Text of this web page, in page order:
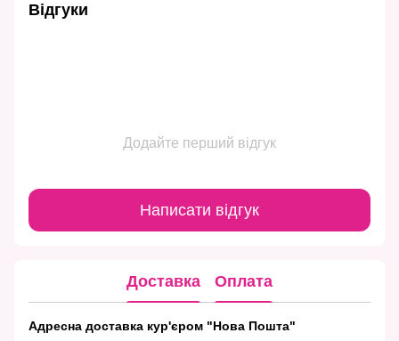
Відгуки
Додайте перший відгук
Написати відгук
Доставка Оплата
Адресна доставка кур'єром "Нова Пошта"